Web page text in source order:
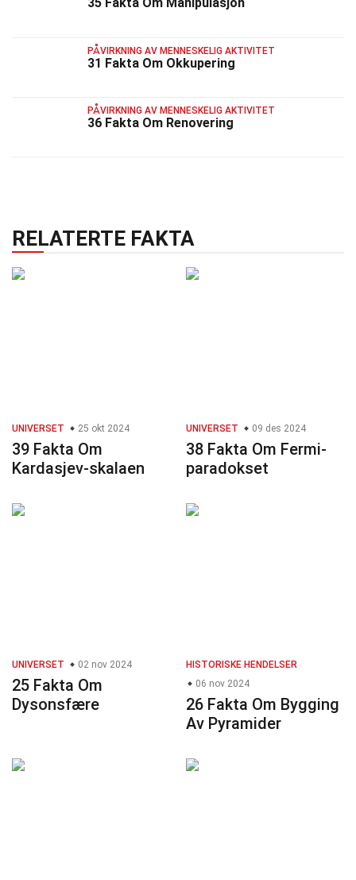
PÅVIRKNING AV MENNESKELIG AKTIVITET
31 Fakta Om Okkupering
PÅVIRKNING AV MENNESKELIG AKTIVITET
36 Fakta Om Renovering
RELATERTE FAKTA
UNIVERSET 25 okt 2024
39 Fakta Om
Kardasjev-skalaen
UNIVERSET 09 des 2024
38 Fakta Om Fermi-
paradokset
UNIVERSET 02 nov 2024
25 Fakta Om
Dysonsfære
HISTORISKE HENDELSER
06 nov 2024
26 Fakta Om Bygging
Av Pyramider